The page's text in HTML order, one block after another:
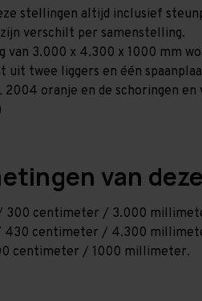
stellingen altijd inclusief
verschilt per samenstelling.
van 3.000 x 4.300 x 1000 mm
uit twee liggers en één
2004 oranje en de schoringen
van
300 centimeter / 3.000
430 centimeter / 4.300
centimeter / 1000 millimeter.